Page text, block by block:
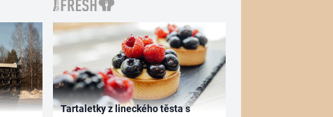
Tartaletky z lineckého těsta s